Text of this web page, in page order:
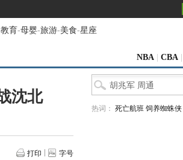
教育-母婴-旅游-美食-星座
NBA CBA
沈北
打印 字号
热词： 死亡航班 饲养蜘蛛侠